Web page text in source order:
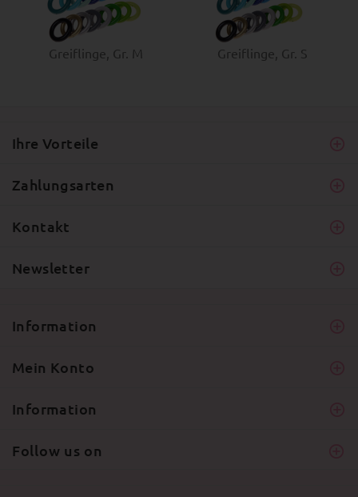
Greiflinge, Gr. M Greiflinge, Gr. S
Ihre Vorteile
Zahlungsarten
Kontakt
Newsletter
Information
Mein Konto
Information
Follow us on